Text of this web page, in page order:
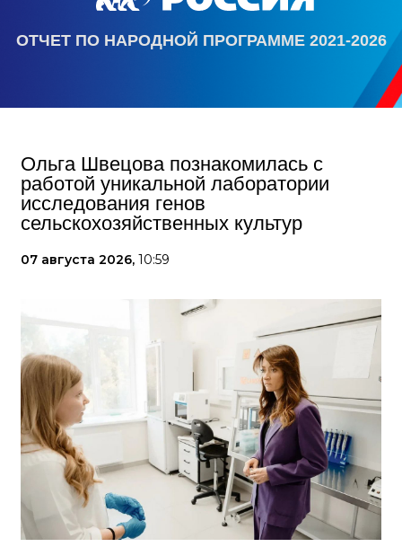
ОТЧЕТ ПО НАРОДНОЙ ПРОГРАММЕ 2021-2026
Ольга Швецова познакомилась с
работой уникальной лаборатории
исследования генов
сельскохозяйственных культур
07 августа 2026, 10:59